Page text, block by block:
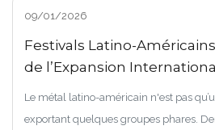
09/01/2026
Festivals Latino-
de l’Expansion
Le métal latino-américain n'est pas
exportant quelques groupes phares.